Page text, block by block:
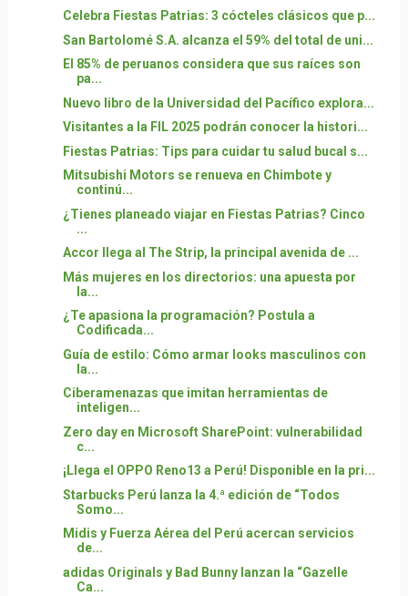
Celebra Fiestas Patrias: 3 cócteles clásicos que p...
San Bartolomé S.A. alcanza el 59% del total de uni...
El 85% de peruanos considera que sus raíces son
pa...
Nuevo libro de la Universidad del Pacífico explora...
Visitantes a la FIL 2025 podrán conocer la histori...
Fiestas Patrias: Tips para cuidar tu salud bucal s...
Mitsubishi Motors se renueva en Chimbote y
continú...
¿Tienes planeado viajar en Fiestas Patrias? Cinco
...
Accor llega al The Strip, la principal avenida de ...
Más mujeres en los directorios: una apuesta por
la...
¿Te apasiona la programación? Postula a
Codificada...
Guía de estilo: Cómo armar looks masculinos con
la...
Ciberamenazas que imitan herramientas de
inteligen...
Zero day en Microsoft SharePoint: vulnerabilidad
c...
¡Llega el OPPO Reno13 a Perú! Disponible en la pri...
Starbucks Perú lanza la 4.ª edición de “Todos
Somo...
Midis y Fuerza Aérea del Perú acercan servicios
de...
adidas Originals y Bad Bunny lanzan la “Gazelle
Ca...